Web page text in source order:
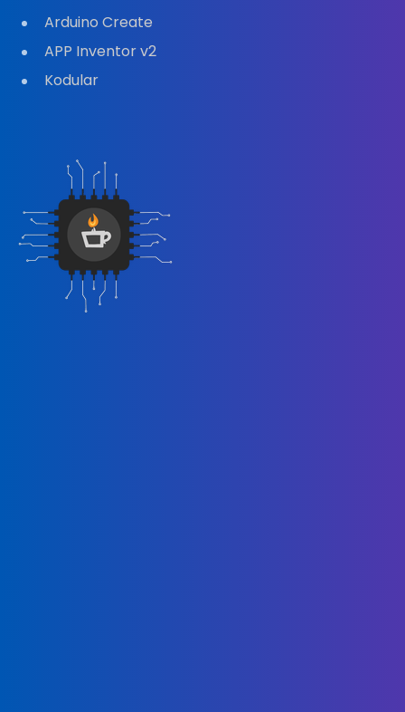
Arduino Create
APP Inventor v2
Kodular